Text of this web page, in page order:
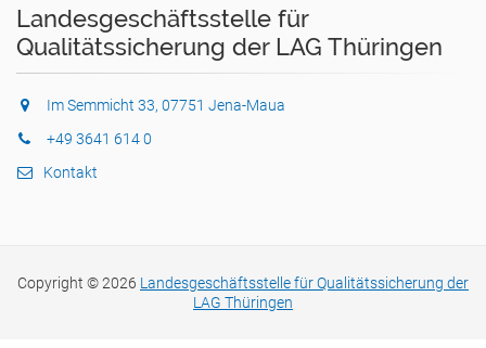
Landesgeschäftsstelle für
Qualitätssicherung der LAG Thüringen
Im Semmicht 33, 07751 Jena-Maua
+49 3641 614 0
Kontakt
Copyright © 2026 Landesgeschäftsstelle für Qualitätssicherung der
LAG Thüringen